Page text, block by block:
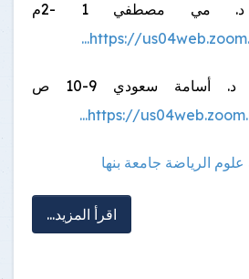
د. مي مصطفي 1 -2م
https://
أسامة سعودي 9-10 ص
https://
الرياضة جامعة بنها
اقرأ المزيد...